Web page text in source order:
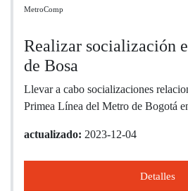
MetroComp
Realizar socialización
de Bosa
Llevar a cabo socializaciones
Primea Línea del Metro de Bogotá
actualizado: 2023-12-04
Detalles